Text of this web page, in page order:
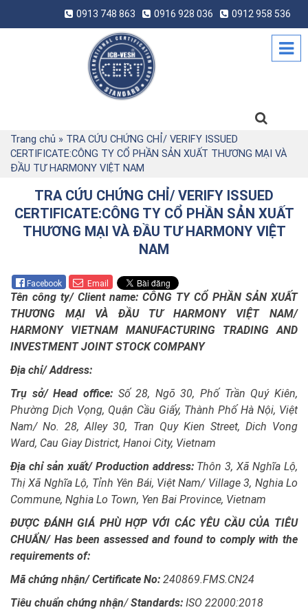
0913 748 863 0916 928 036 0912 958 536
Trang chủ » TRA CỨU CHỨNG CHỈ/ VERIFY ISSUED
CERTIFICATE:CÔNG TY CỔ PHẦN SẢN XUẤT THƯƠNG MẠI VÀ
ĐẦU TƯ HARMONY VIỆT NAM
TRA CỨU CHỨNG CHỈ/ VERIFY ISSUED
CERTIFICATE:CÔNG TY CỔ PHẦN SẢN XUẤT
THƯƠNG MẠI VÀ ĐẦU TƯ HARMONY VIỆT
NAM
Facebook Email
Tên công ty/ Client name: CÔNG TY CỔ PHẦN SẢN XUẤT
THƯƠNG MẠI VÀ ĐẦU TƯ HARMONY VIỆT NAM/
HARMONY VIETNAM MANUFACTURING TRADING AND
INVESTMENT JOINT STOCK COMPANY
Địa chỉ/ Address:
Trụ sở/ Head office: Số 28, Ngõ 30, Phố Trần Quý Kiên,
Phường Dịch Vọng, Quận Cầu Giấy, Thành Phố Hà Nội, Việt
Nam/ No. 28, Alley 30, Tran Quy Kien Street, Dich Vong
Ward, Cau Giay District, Hanoi City, Vietnam
Địa chỉ sản xuất/ Production address: Thôn 3, Xã Nghĩa Lộ,
Thị Xã Nghĩa Lộ, Tỉnh Yên Bái, Việt Nam/ Village 3, Nghia Lo
Commune, Nghia Lo Town, Yen Bai Province, Vietnam
ĐƯỢC ĐÁNH GIÁ PHÙ HỢP VỚI CÁC YÊU CẦU CỦA TIÊU
CHUẨN/ Has been assessed and found to comply with the
requirements of:
Mã chứng nhận/ Certificate No: 240869.FMS.CN24
Tiêu chuẩn chứng nhận/Standards: ISO 22000:2018